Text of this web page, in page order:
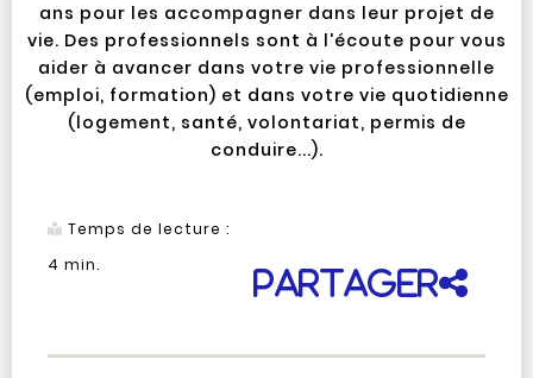
ans pour les accompagner dans leur projet de
vie. Des professionnels sont à l'écoute pour vous
aider à avancer dans votre vie professionnelle
(emploi, formation) et dans votre vie quotidienne
(logement, santé, volontariat, permis de
conduire...).
Temps de lecture :
4 min.
Partager